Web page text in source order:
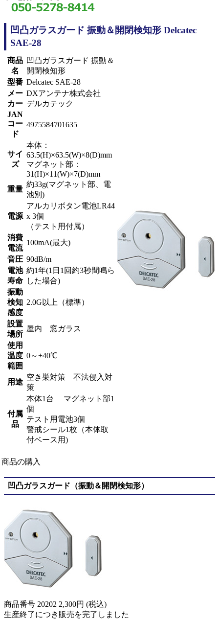
凹凸ガラスガード 振動＆開閉検知形 Delcatec
SAE-28
商品
名
凹凸ガラスガード 振動＆
開閉検知形
型番 Delcatec SAE-28
メー
カー
DXアンテナ株式会社
デルカテック
JAN
コー
ド
4975584701635
サイ
ズ
本体：
63.5(H)×63.5(W)×8(D)mm
マグネット部：
31(H)×11(W)×7(D)mm
重量
約33g(マグネット部、電
池別)
電源
アルカリボタン電池LR44
x 3個
（テスト用付属）
消費
電流
100mA(最大)
音圧 90dB/m
電池
寿命
約1年(1日1回約3秒間鳴ら
した場合)
振動
検知
感度
2.0G以上（標準）
設置
場所
屋内 窓ガラス
使用
温度
範囲
0～+40℃
用途
空き巣対策 不法侵入対
策
付属
品
本体1台 マグネット部1
個
テスト用電池3個
警戒シール1枚（本体取
付ベース用)
商品の購入
凹凸ガラスガード（振動＆開閉検知形）
商品番号 20202 2,300円 (税込)
生産終了につき販売を完了しました